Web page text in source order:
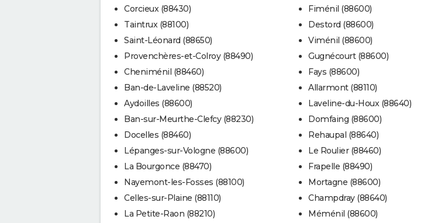
Corcieux (88430)
Taintrux (88100)
Saint-Léonard (88650)
Provenchères-et-Colroy (88490)
Cheniménil (88460)
Ban-de-Laveline (88520)
Aydoilles (88600)
Ban-sur-Meurthe-Clefcy (88230)
Docelles (88460)
Lépanges-sur-Vologne (88600)
La Bourgonce (88470)
Nayemont-les-Fosses (88100)
Celles-sur-Plaine (88110)
La Petite-Raon (88210)
Fiménil (88600)
Destord (88600)
Viménil (88600)
Gugnécourt (88600)
Fays (88600)
Allarmont (88110)
Laveline-du-Houx (88640)
Domfaing (88600)
Rehaupal (88640)
Le Roulier (88460)
Frapelle (88490)
Mortagne (88600)
Champdray (88640)
Méménil (88600)